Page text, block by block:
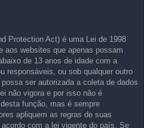
Protection Act) é uma Lei de 1998
aos websites que apenas possam
de 13 anos de idade com a
responsáveis, ou sob qualquer outro
ser autorizada a coleta de dados
não vigora e por isso não é
função, mas é sempre
apliquem as regras de suas
com a lei vigente do país. Se